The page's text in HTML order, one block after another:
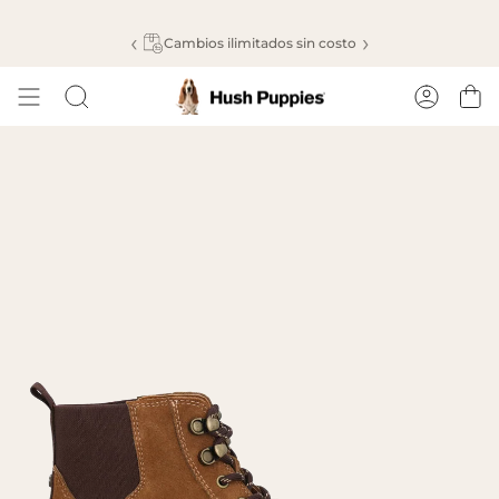
‹ Cambios ilimitados sin costo ›
Cuenta